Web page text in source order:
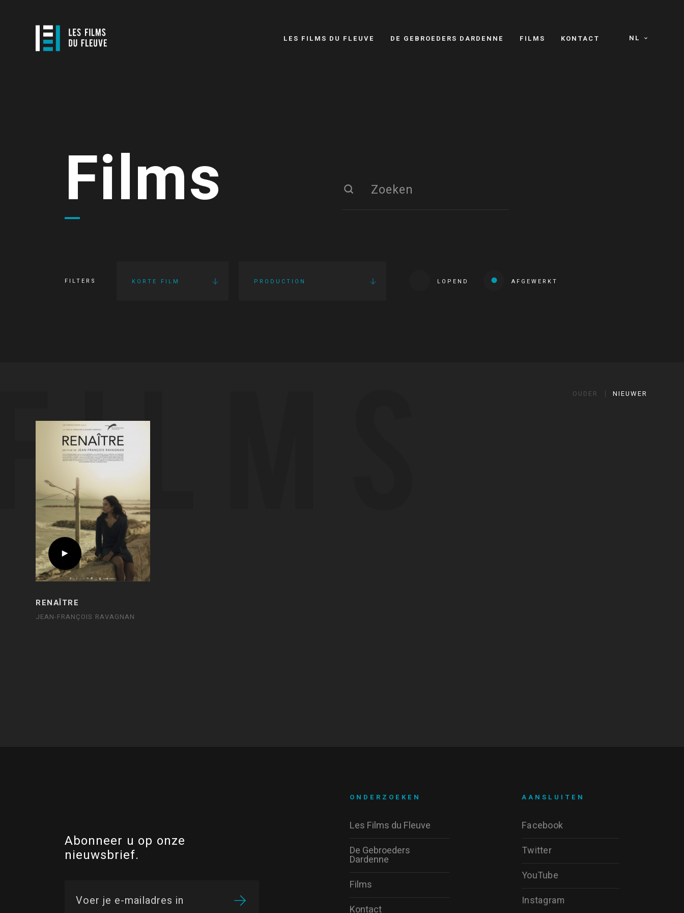
NL
LES FILMS DU FLEUVE DE GEBROEDERS DARDENNE FILMS KONTACT
Films
FILTERS KORTE FILM PRODUCTION LOPEND AFGEWERKT
OUDER NIEUWER
RENAÎTRE
JEAN-FRANÇOIS RAVAGNAN
Abonneer u op onze
nieuwsbrief.
AANSLUITEN
Facebook
Twitter
YouTube
Instagram
ONDERZOEKEN
Les Films du Fleuve
De Gebroeders
Dardenne
Films
Kontact